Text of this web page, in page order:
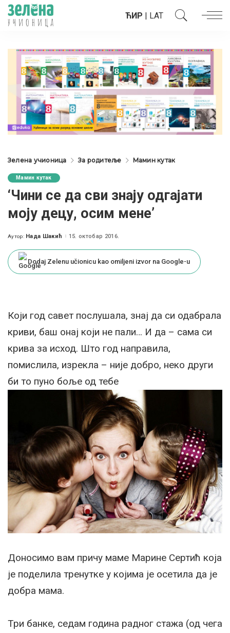
ЋИР | LAT
Зелена учионица За родитеље Мамин кутак
Мамин кутак
‘Чини се да сви знају одгајати
моју децу, осим мене’
Posted
Аутор: Нада Шакић 15. октобар 2016.
Dodaj Zelenu učionicu kao omiljeni izvor na Google-u
Који год савет послушала, знај да си одабрала
криви, баш онај који не пали… И да – сама си
крива за исход. Што год направила,
помислила, изрекла – није добро, неко други
би то пуно боље од тебе
Доносимо вам причу маме Марине Сертић која
је поделила тренутке у којима је осетила да је
добра мама.
Три банке, седам година радног стажа (од чега